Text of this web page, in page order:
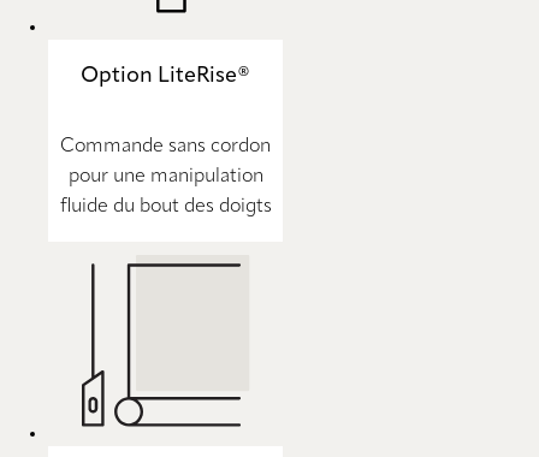
Option LiteRise®
Commande sans cordon
pour une manipulation
fluide du bout des doigts